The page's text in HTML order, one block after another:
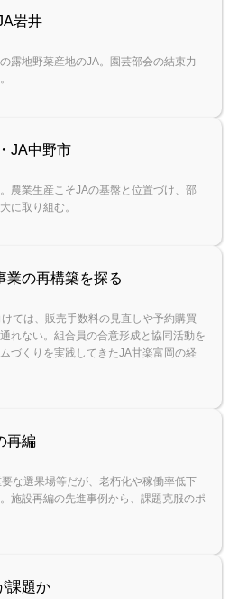
岩井
露地野菜産地のJA。園芸部会の結束力
JA中野市
農業生産こそJAの基盤と位置づけ、部
に取り組む。
業の再構築を探る
ては、販売手数料の見直しや予約購買
れない。組合員の合意形成と協同活動を
づくりを実践してきたJA甘楽富岡の経
再編
な選果場等だが、老朽化や稼働率低下
施設再編の先進事例から、課題克服のポ
課題か